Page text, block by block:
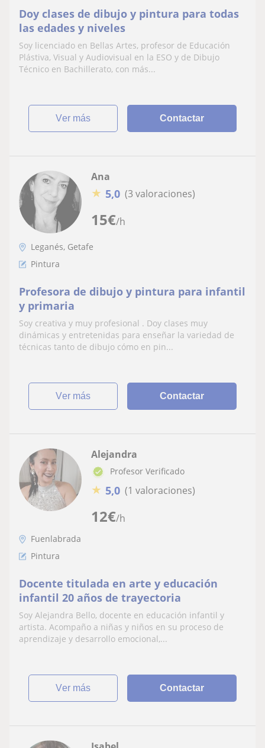
Doy clases de dibujo y pintura para todas
las edades y niveles
Soy licenciado en Bellas Artes, profesor de Educación
Plástiva, Visual y Audiovisual en la ESO y de Dibujo
Técnico en Bachillerato, con más...
ver más Contactar
15€/h
Ana
★ 5,0 (3 valoraciones)
Leganés, Getafe
Pintura
Profesora de dibujo y pintura para infantil
y primaria
Soy creativa y muy profesional . Doy clases muy
dinámicas y entretenidas para enseñar la variedad de
técnicas tanto de dibujo cómo en pin...
ver más Contactar
12€/h
Alejandra
Profesor Verificado
★ 5,0 (1 valoraciones)
Fuenlabrada
Pintura
Docente titulada en arte y educación
infantil 20 años de trayectoria
Soy Alejandra Bello, docente en educación infantil y
artista. Acompaño a niñas y niños en su proceso de
aprendizaje y desarrollo emocional,...
ver más Contactar